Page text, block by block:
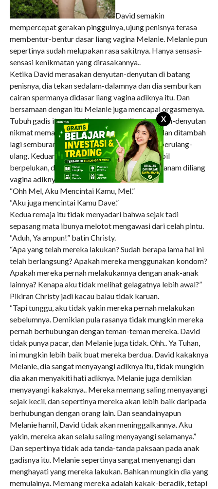
X
David semakin
mempercepat gerakan pinggulnya, ujung penisnya terasa
membentur-bentur dasar liang vagina Melanie. Melanie pun
sepertinya sudah melupakan rasa sakitnya. Hanya sensasi-
sensasi kenikmatan yang dirasakannya..
Ketika David merasakan denyutan-denyutan di batang
penisnya, dia tekan sedalam-dalamnya dan dia semburkan
cairan spermanya didasar liang vagina adiknya itu. Dan
bersamaan dengan itu Melanie juga mencapai orgasmenya.
Tubuh gadis itu sampai bergetar ketika denyutan-denyutan
nikmat memancar dari dalam liang vaginanya dan ditambah
lagi semburan sperma David yang memancar berulang-
ulang. Keduanya kemudian lemas terkulai sambil
berpelukan, dan batang penis David masih tertanam diliang
vagina adiknya.
“Ohh Mel, Aku Mencintai Kamu, Mel.”
“Aku juga mencintai Kamu Dave.”
Kedua remaja itu tidak menyadari bahwa sejak tadi
sepasang mata ibunya melotot mengawasi dari celah pintu.
“Aduh, Ya ampun!” batin Christy.
“Apa yang telah mereka lakukan? Sudah berapa lama hal ini
telah berlangsung? Apakah mereka menggunakan kondom?
Apakah mereka pernah melakukannya dengan anak-anak
lainnya? Kenapa aku tidak melihat gelagatnya lebih awal?”
Pikiran Christy jadi kacau balau tidak karuan.
“Tapi tunggu, aku tidak yakin mereka pernah melakukan
sebelumnya. Demikian pula rasanya tidak mungkin mereka
pernah berhubungan dengan teman-teman mereka. David
tidak punya pacar, dan Melanie juga tidak. Ohh.. Ya Tuhan,
ini mungkin lebih baik buat mereka berdua. David kakaknya
Melanie, dia sangat menyayangi adiknya itu, tidak mungkin
dia akan menyakiti hati adiknya. Melanie juga demikian
menyayangi kakaknya.. Mereka memang saling menyayangi
sejak kecil, dan sepertinya mereka akan lebih baik daripada
berhubungan dengan orang lain. Dan seandainyapun
Melanie hamil, David tidak akan meninggalkannya. Aku
yakin, mereka akan selalu saling menyayangi selamanya.”
Dan sepertinya tidak ada tanda-tanda paksaan pada anak
gadisnya itu. Melanie sepertinya sangat menyenangi dan
menghayati yang mereka lakukan. Bahkan mungkin dia yang
memulainya. Memang mereka adalah kakak-beradik, tetapi